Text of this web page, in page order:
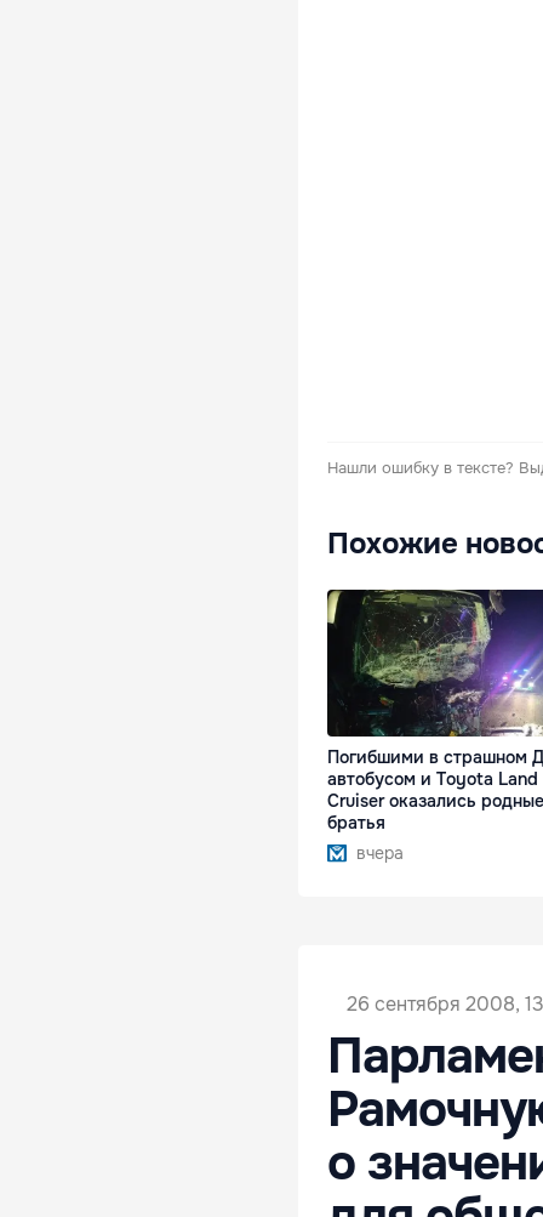
Нашли ошибку в тексте?
Похожие
Погибшими в страшном
автобусом и Toyota Land
Cruiser оказались родные
братья
вчера
26 сентября 2008,
о